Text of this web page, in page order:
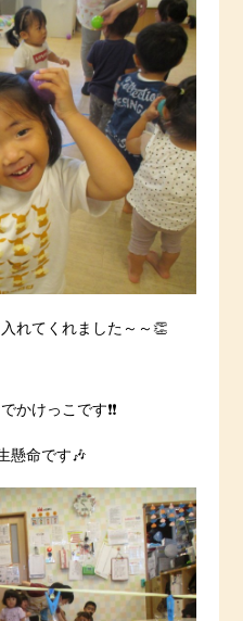
れてくれました～～👏
けっこです❗️❗️
懸命です🎶